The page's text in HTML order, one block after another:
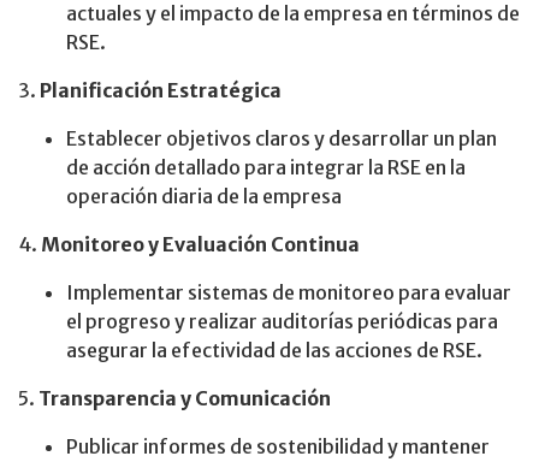
actuales y el impacto de la empresa en términos de
RSE.
3. Planificación Estratégica
Establecer objetivos claros y desarrollar un plan
de acción detallado para integrar la RSE en la
operación diaria de la empresa
4. Monitoreo y Evaluación Continua
Implementar sistemas de monitoreo para evaluar
el progreso y realizar auditorías periódicas para
asegurar la efectividad de las acciones de RSE.
5. Transparencia y Comunicación
Publicar informes de sostenibilidad y mantener